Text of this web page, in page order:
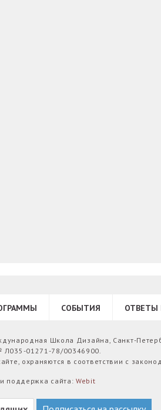
СОБЫТИЯ ОТВЕТЫ
Школа Дизайна, Санкт-
Л035-01271-78/00346900.
охраняются в соответствии с
поддержка сайта:Webit